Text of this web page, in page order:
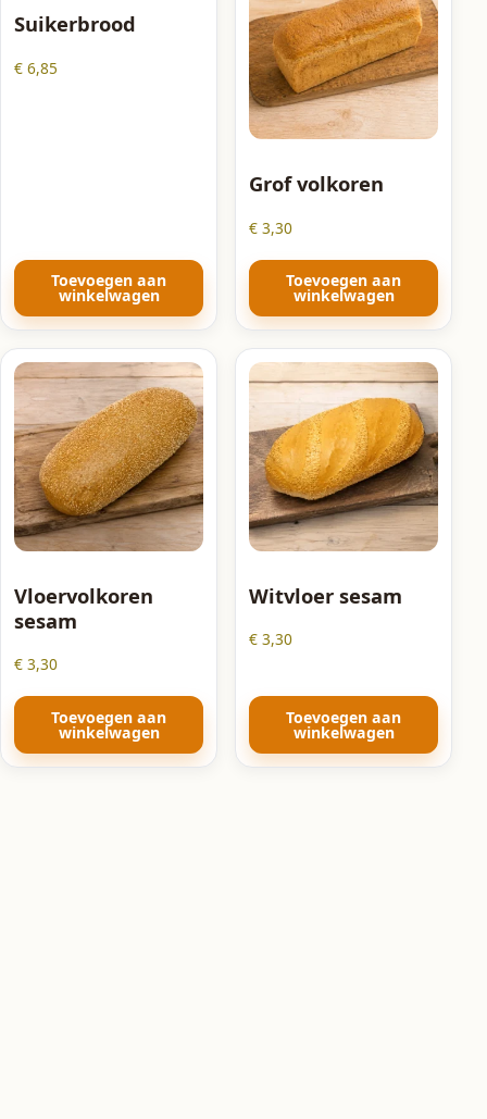
Suikerbrood
€ 6,85
Toevoegen aan
winkelwagen
Grof volkoren
€ 3,30
Toevoegen aan
winkelwagen
Vloervolkoren
sesam
€ 3,30
Toevoegen aan
winkelwagen
Witvloer sesam
€ 3,30
Toevoegen aan
winkelwagen